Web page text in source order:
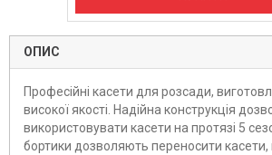
ОПИС
Професійні касети для розсади,
високої якості. Надійна конструкція
використовувати касети на протязі 5
бортики дозволяють переносити